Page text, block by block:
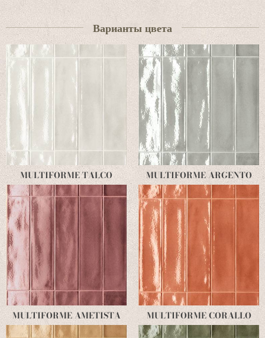
Варианты цвета
MULTIFORME TALCO MULTIFORME ARGENTO
MULTIFORME AMETISTA MULTIFORME CORALLO